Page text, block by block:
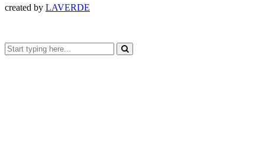
created by LAVERDE